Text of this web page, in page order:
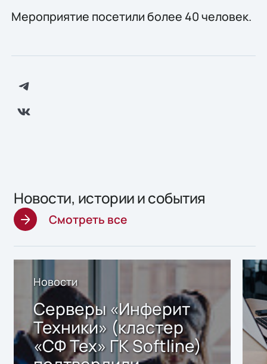
Мероприятие посетили более 40 человек.
Новости, истории и события
Смотреть все
Новости
Серверы «Инферит
Техники» (кластер
«СФ Тех» ГК Softline)